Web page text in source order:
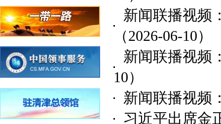
新闻联播视频
（2026-06-10）
新闻联播视频
10）
新闻联播视频
习近平出席金